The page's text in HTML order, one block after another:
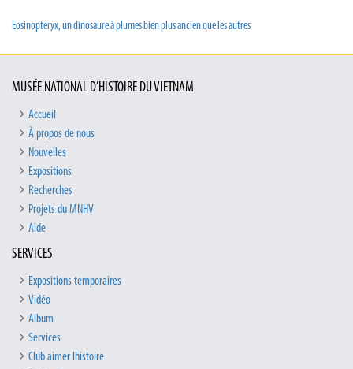
Eosinopteryx, un dinosaure à plumes bien plus ancien que les autres
MUSÉE NATIONAL D’HISTOIRE DU VIETNAM
Accueil
À propos de nous
Nouvelles
Expositions
Recherches
Projets du MNHV
Aide
SERVICES
Expositions temporaires
Vidéo
Album
Services
Club aimer lhistoire